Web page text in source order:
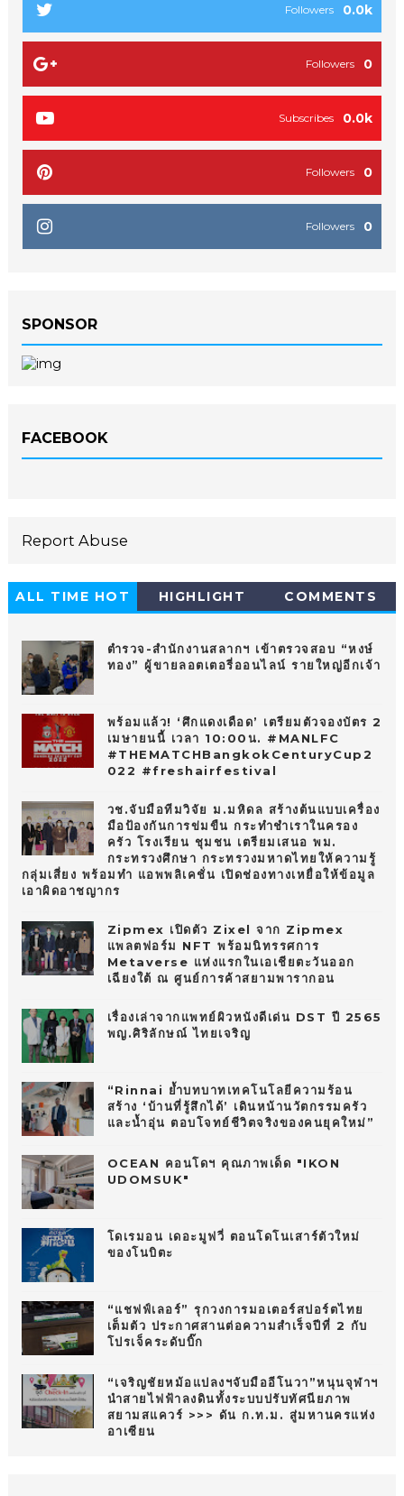
0.0k
Followers
0
Followers
0.0k
Subscribes
0
Followers
0
Followers
SPONSOR
FACEBOOK
Report Abuse
ALL TIME HOT
HIGHLIGHT COMMENTS
ตำรวจ-สำนักงานสลากฯ เข้าตรวจสอบ “หงษ์
ทอง” ผู้ขายลอตเตอรี่ออนไลน์ รายใหญ่อีกเจ้า
พร้อมแล้ว! ‘ศึกแดงเดือด’ เตรียมตัวจองบัตร 2
เมษายนนี้ เวลา 10:00น. #MANLFC
#THEMATCHBangkokCenturyCup2
022 #freshairfestival
วช.จับมือทีมวิจัย ม.มหิดล สร้างต้นแบบเครื่อง
มือป้องกันการข่มขืน กระทำชำเราในครอง
ครัว โรงเรียน ชุมชน เตรียมเสนอ พม.
กระทรวงศึกษา กระทรวงมหาดไทยให้ความรู้
กลุ่มเสี่ยง พร้อมทำ แอพพลิเคชั่น เปิดช่องทางเหยื่อให้ข้อมูล
เอาผิดอาชญากร
Zipmex เปิดตัว Zixel จาก Zipmex
แพลตฟอร์ม NFT พร้อมนิทรรศการ
Metaverse แห่งแรกในเอเชียตะวันออก
เฉียงใต้ ณ ศูนย์การค้าสยามพารากอน
เรื่องเล่าจากแพทย์ผิวหนังดีเด่น DST ปี 2565
พญ.ศิริลักษณ์ ไทยเจริญ
“Rinnai ย้ำบทบาทเทคโนโลยีความร้อน
สร้าง ‘บ้านที่รู้สึกได้’ เดินหน้านวัตกรรมครัว
และน้ำอุ่น ตอบโจทย์ชีวิตจริงของคนยุคใหม่”
OCEAN คอนโดฯ คุณภาพเด็ด "IKON
UDOMSUK"
โดเรมอน เดอะมูฟวี่ ตอนโดโนเสาร์ตัวใหม่
ของโนบิตะ
“แชฟฟ์เลอร์” รุกวงการมอเตอร์สปอร์ตไทย
เต็มตัว ประกาศสานต่อความสำเร็จปีที่ 2 กับ
โปรเจ็คระดับบิ๊ก
“เจริญชัยหม้อแปลงฯจับมืออีโนวา”หนุนจุฬาฯ
นำสายไฟฟ้าลงดินทั้งระบบปรับทัศนียภาพ
สยามสแควร์ >>> ดัน ก.ท.ม. สู่มหานครแห่ง
อาเซียน